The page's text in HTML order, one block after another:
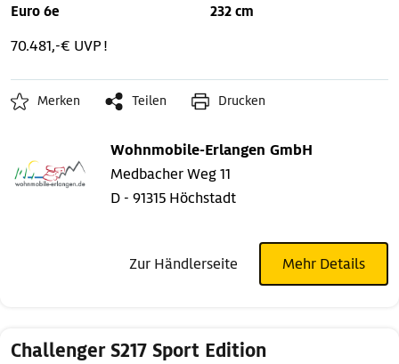
Euro 6e 232 cm
70.481,-€ UVP !
Merken Teilen Drucken
Wohnmobile-Erlangen GmbH
Medbacher Weg 11
D - 91315 Höchstadt
Zur Händlerseite Mehr Details
Challenger S217 Sport Edition